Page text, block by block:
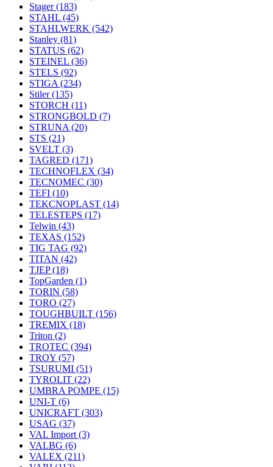
Stager(183)
STAHL (45)
STAHLWERK (542)
Stanley (81)
STATUS (62)
STEINEL (36)
STELS (92)
STIGA (234)
Stiler(135)
STORCH (11)
STRONGBOLD (7)
STRUNA (20)
STS (21)
SVELT (3)
TAGRED (171)
TECHNOFLEX (34)
TECNOMEC (30)
TEFI (10)
TEKCNOPLAST (14)
TELESTEPS (17)
Telwin (43)
TEXAS (152)
TIG TAG (92)
TITAN (42)
TJEP(18)
TopGarden (1)
TORIN (58)
TORO (27)
TOUGHBUILT (156)
TREMIX (18)
Triton (2)
TROTEC (394)
TROY (57)
TSURUMI (51)
TYROLIT (22)
UMBRA POMPE (15)
UNI-T (6)
UNICRAFT (303)
USAG (37)
VAL Import (3)
VALBG (6)
VALEX (211)